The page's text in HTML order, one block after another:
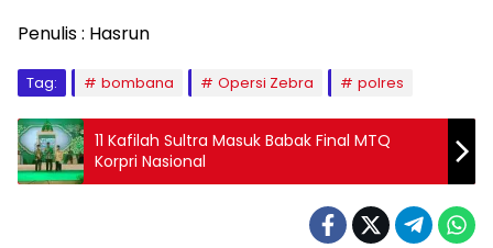
Penulis : Hasrun
Tag: bombana Opersi Zebra polres
11 Kafilah Sultra Masuk Babak Final MTQ
Korpri Nasional